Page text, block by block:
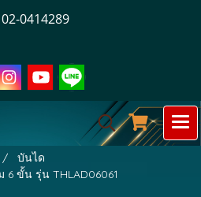
02-0414289
บันได
6 ขั้น รุ่น THLAD06061